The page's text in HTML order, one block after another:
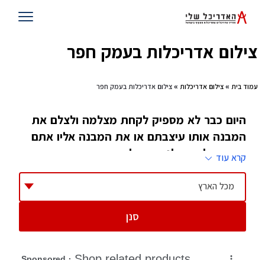
צילום אדריכלות בעמק חפר
עמוד בית » צילום אדריכלות » צילום אדריכלות בעמק חפר
היום כבר לא מספיק לקחת מצלמה ולצלם את
המבנה אותו עיצבתם או את המבנה אליו אתם
אמורים לעבור לגור כדי להרשים את החברים
ואת המשפחה. לכן אנחנו מציעים לכם צלמי
אדריכלות מובילים שידאגו להציג את המבנה כמו
בגלוייה
אחת ההתמחויות שזוכות לביקוש רב, היא צילום
קרא עוד
מכל הארץ
סנן